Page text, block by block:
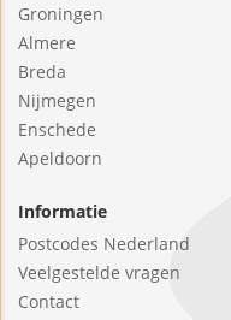
Groningen
Almere
Breda
Nijmegen
Enschede
Apeldoorn
Informatie
Postcodes Nederland
Veelgestelde vragen
Contact